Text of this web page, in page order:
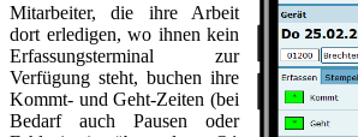
Mitarbeiter, die ihre Arbeit
dort erledigen, wo ihnen kein
Erfassungsterminal zur
Verfügung steht, buchen ihre
Kommt- und Geht-Zeiten (bei
Bedarf auch Pausen oder